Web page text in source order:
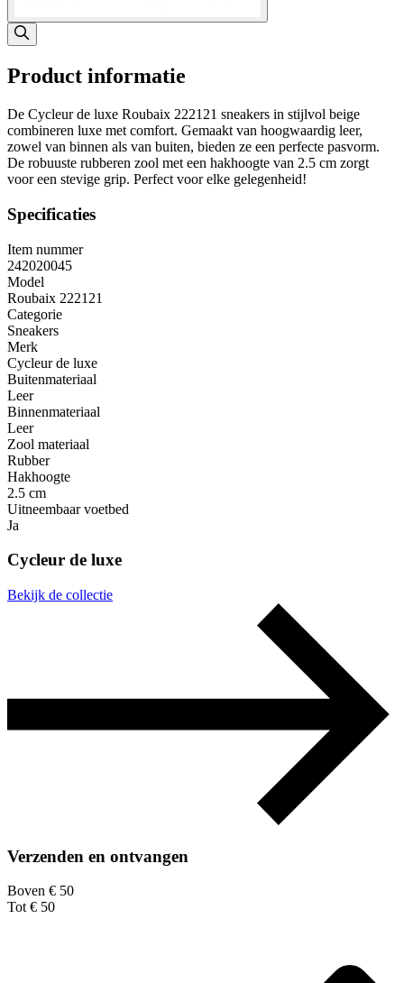
Product informatie
De Cycleur de luxe Roubaix 222121 sneakers in stijlvol beige
combineren luxe met comfort. Gemaakt van hoogwaardig leer,
zowel van binnen als van buiten, bieden ze een perfecte pasvorm.
De robuuste rubberen zool met een hakhoogte van 2.5 cm zorgt
voor een stevige grip. Perfect voor elke gelegenheid!
Specificaties
Item nummer
242020045
Model
Roubaix 222121
Categorie
Sneakers
Merk
Cycleur de luxe
Buitenmateriaal
Leer
Binnenmateriaal
Leer
Zool materiaal
Rubber
Hakhoogte
2.5 cm
Uitneembaar voetbed
Ja
Cycleur de luxe
Bekijk de collectie
Verzenden en ontvangen
Boven € 50
Tot € 50